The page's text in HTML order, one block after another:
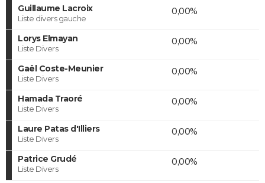
Guillaume Lacroix
Liste divers gauche
0,00%
Lorys Elmayan
Liste Divers
0,00%
Gaël Coste-Meunier
Liste Divers
0,00%
Hamada Traoré
Liste Divers
0,00%
Laure Patas d'Illiers
Liste Divers
0,00%
Patrice Grudé
Liste Divers
0,00%